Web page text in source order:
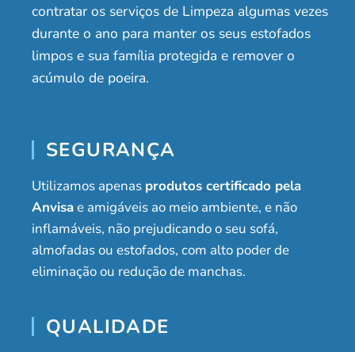
contratar os serviços de Limpeza algumas vezes
durante o ano para manter os seus estofados
limpos e sua família protegida e remover o
acúmulo de poeira.
SEGURANÇA
Utilizamos apenas produtos certificado pela
Anvisae amigáveis ao meio ambiente, e não
inflamáveis, não prejudicando o seu sofá,
almofadas ou estofados, com alto poder de
eliminação ou redução de manchas.
QUALIDADE